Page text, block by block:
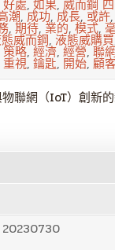
好處, 如果, 威而鋼
潮,成功, 成長,或許,
,期待,業的,模式,
威而鋼, 液態威購買
策略,經濟,經營,聯網
重視, 鑰匙, 開始, 顧
聯網（IoT）創新
20230730